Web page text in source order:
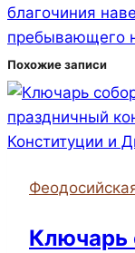
благочиния
пребывающего
Похожие записи
Ключарь